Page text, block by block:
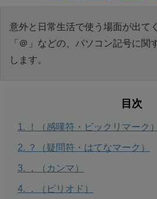
意外と日常生活で使う場面が出て
「＠」などの、パソコン記号に関
します。
目次
！（感嘆符・ビックリマーク）
？（疑問符・はてなマーク）
，（カンマ）
．（ピリオド）